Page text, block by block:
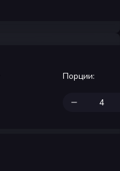
Порции: